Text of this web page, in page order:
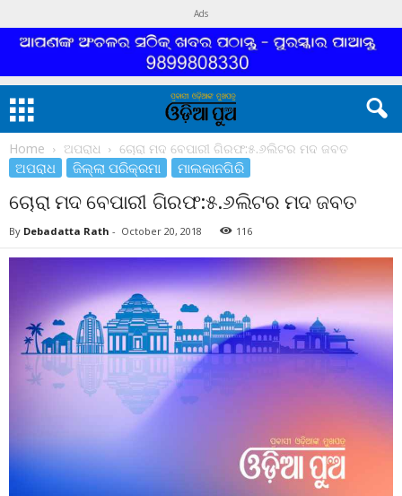
Ads
Home ଅପରାଧ ଚୋରା ମଦ ବେପାରୀ ଗିରଫ:୫.୬ଲିଟର ମଦ ଜବତ
ଅପରାଧ ଜିଲ୍ଲା ପରିକ୍ରମା ମାଲକାନଗିରି
ଚୋରା ମଦ ବେପାରୀ ଗିରଫ:୫.୬ଲିଟର ମଦ ଜବତ
By Debadatta Rath - October 20, 2018 116